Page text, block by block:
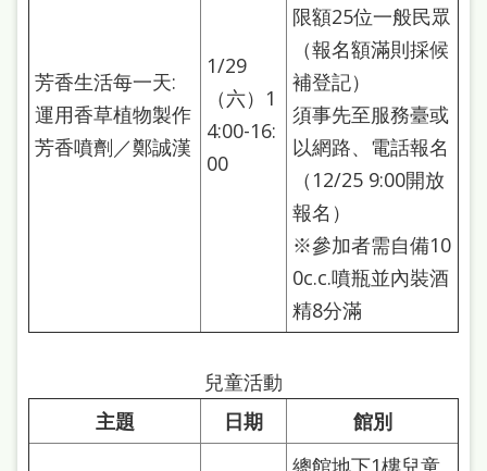
資
料
開
權
芳香生活每一天:
運用香草植物製作
芳香噴劑／鄭誠漢
1/29
（六）1
4:00-16:
00
限額25位一般民眾
（報名額滿則採候
補登記）
須事先至服務臺或
以網路、電話報名
（12/25 9:00開放
報名）
※參加者需自備10
0c.c.噴瓶並內裝酒
精8分滿
兒童活動
主題
日期
館別